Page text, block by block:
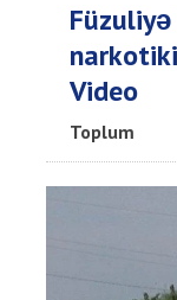
Video
Toplum